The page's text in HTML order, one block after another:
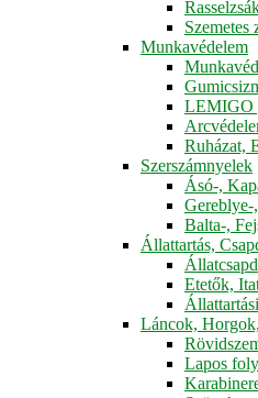
Szemetes
Munkavédelem
LEMIGO
Ruházat,
Szerszámnyelek
Ásó-,
Gereblye-
Balta-,
Állattartás,
Etetők,
Láncok,
Lapos